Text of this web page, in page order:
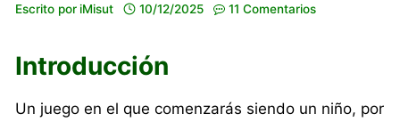
Escrito por iMisut 10/12/2025 11 Comentarios
Introducción
Un juego en el que comenzarás siendo un niño, por